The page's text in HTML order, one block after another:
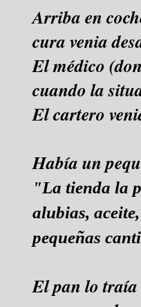
Arriba en
cura venia
El médico
cuando la
El cartero
Había un
"La tienda la
alubias,
pequeñas
El pan lo traía